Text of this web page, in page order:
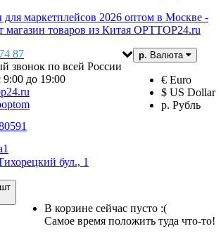
р. Валюта
€ Euro
$ US Dollar
р. Рубль
87
звонок по всей России
до 19:00
бул., 1
В корзине сейчас пусто :(
Самое время положить туда что-то!